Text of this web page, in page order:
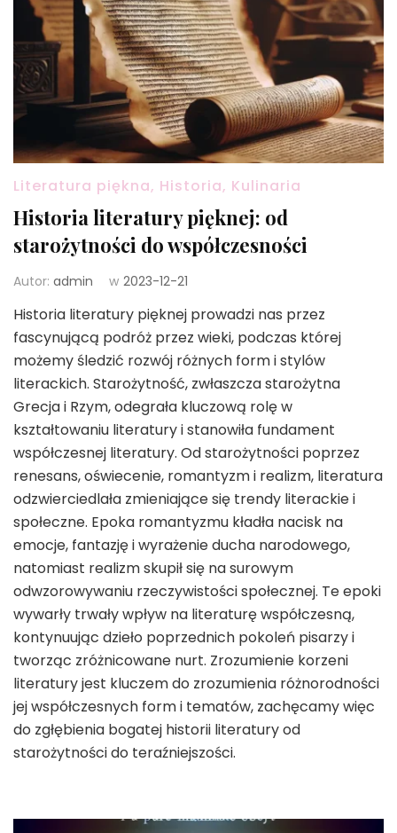
Literatura piękna, Historia, Kulinaria
Historia literatury pięknej: od
starożytności do współczesności
Autor: admin w 2023-12-21
Historia literatury pięknej prowadzi nas przez
fascynującą podróż przez wieki, podczas której
możemy śledzić rozwój różnych form i stylów
literackich. Starożytność, zwłaszcza starożytna
Grecja i Rzym, odegrała kluczową rolę w
kształtowaniu literatury i stanowiła fundament
współczesnej literatury. Od starożytności poprzez
renesans, oświecenie, romantyzm i realizm, literatura
odzwierciedlała zmieniające się trendy literackie i
społeczne. Epoka romantyzmu kładła nacisk na
emocje, fantazję i wyrażenie ducha narodowego,
natomiast realizm skupił się na surowym
odwzorowywaniu rzeczywistości społecznej. Te epoki
wywarły trwały wpływ na literaturę współczesną,
kontynuując dzieło poprzednich pokoleń pisarzy i
tworząc zróżnicowane nurt. Zrozumienie korzeni
literatury jest kluczem do zrozumienia różnorodności
jej współczesnych form i tematów, zachęcamy więc
do zgłębienia bogatej historii literatury od
starożytności do teraźniejszości.